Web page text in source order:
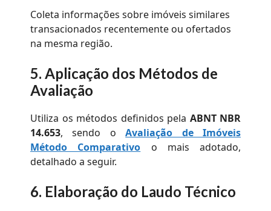
Coleta informações sobre imóveis similares
transacionados recentemente ou ofertados
na mesma região.
5. Aplicação dos Métodos de
Avaliação
Utiliza os métodos definidos pela ABNT NBR
14.653, sendo oAvaliação de Imóveis
Método Comparativo o mais adotado,
detalhado a seguir.
6. Elaboração do Laudo Técnico